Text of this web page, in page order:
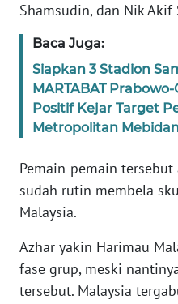
Shamsudin, dan Nik Akif
Baca Juga:
Siapkan 3 Stadion
MARTABAT
Positif Kejar Target
Metropolitan
Pemain-pemain
sudah rutin membela
Malaysia.
Azhar yakin Harimau
fase grup, meski
tersebut. Malaysia
DISCLAIMER
Wahana
Regional
WN
SUMUT
WN
JAKARTA